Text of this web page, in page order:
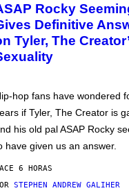
Rocky
Definitive
Tyler, The
hop fans have wondered
if Tyler, The Creator is
his old pal ASAP Rocky
have given us an answer.
6 HORAS
STEPHEN ANDREW GALIHER